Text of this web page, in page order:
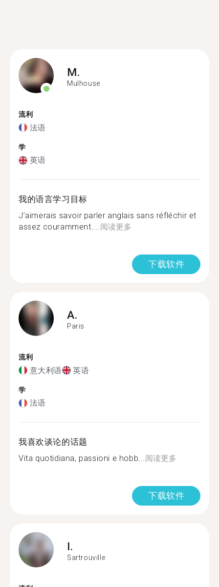
M.
Mulhouse
流利
法语
学
英语
我的语言学习目标
J’aimerais savoir parler anglais sans réfléchir et
assez couramment....阅读更多
下载软件
A.
Paris
流利
意大利语 英语
学
法语
我喜欢谈论的话题
Vita quotidiana, passioni e hobb...阅读更多
下载软件
I.
Sartrouville